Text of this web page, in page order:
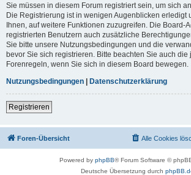
Sie müssen in diesem Forum registriert sein, um sich
Die Registrierung ist in wenigen Augenblicken erledigt
Ihnen, auf weitere Funktionen zuzugreifen. Die Board-
registrierten Benutzern auch zusätzliche
Sie bitte unsere Nutzungsbedingungen und die
bevor Sie sich registrieren. Bitte beachten Sie auch die
Forenregeln, wenn Sie sich in diesem Board bewegen.
Nutzungsbedingungen | Datenschutzerklärung
Registrieren
Foren-Übersicht Alle Cookies
Powered by phpBB® Forum Software ©
Deutsche Übersetzung durch